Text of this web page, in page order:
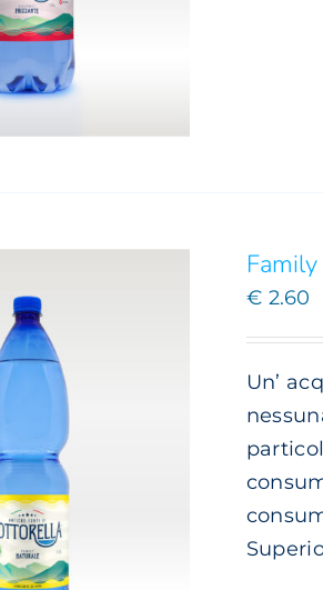
CARRELLO
€ 2.60
Un’
CARRELLO